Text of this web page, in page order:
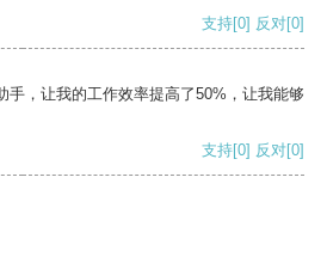
支持[0] 反对[0]
手，让我的工作效率提高了50%，让我能够
支持[0] 反对[0]